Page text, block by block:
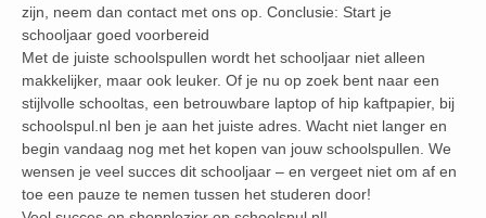
zijn, neem dan contact met ons op. Conclusie: Start je
schooljaar goed voorbereid
Met de juiste schoolspullen wordt het schooljaar niet alleen
makkelijker, maar ook leuker. Of je nu op zoek bent naar een
stijlvolle schooltas, een betrouwbare laptop of hip kaftpapier, bij
schoolspul.nl ben je aan het juiste adres. Wacht niet langer en
begin vandaag nog met het kopen van jouw schoolspullen. We
wensen je veel succes dit schooljaar – en vergeet niet om af en
toe een pauze te nemen tussen het studeren door!